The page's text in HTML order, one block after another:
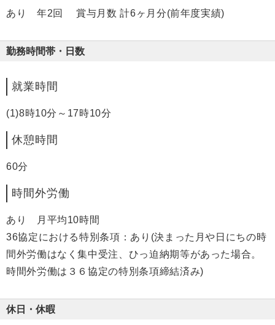
あり 年2回 賞与月数 計6ヶ月分(前年度実績)
勤務時間帯・日数
就業時間
(1)8時10分～17時10分
休憩時間
60分
時間外労働
あり 月平均10時間
36協定における特別条項：あり(決まった月や日にちの時
間外労働はなく集中受注、ひっ迫納期等があった場合。
時間外労働は３６協定の特別条項締結済み)
休日・休暇